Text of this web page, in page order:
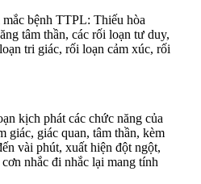
bệnh TTPL: Thiếu hòa
tâm thần, các rối loạn tư duy,
tri giác, rối loạn cảm xúc, rối
kịch phát các chức năng của
giác, giác quan, tâm thần, kèm
vài phút, xuất hiện đột ngột,
nhắc đi nhắc lại mang tính